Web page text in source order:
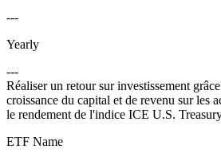
---
Yearly
---
Réaliser un retour sur investissement
croissance du capital et de revenu sur les
le rendement de l'indice ICE U.S.
ETF Name